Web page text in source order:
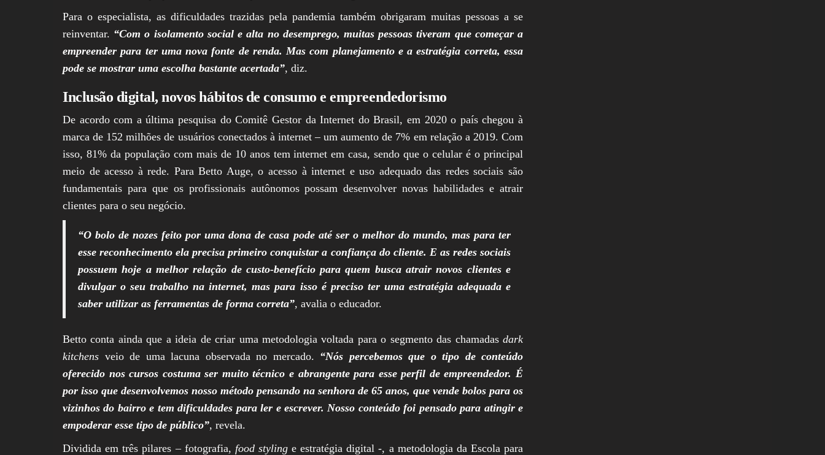
Para o especialista, as dificuldades trazidas pela pandemia também obrigaram muitas pessoas a se
reinventar. “Com o isolamento social e alta no desemprego, muitas pessoas tiveram que começar a
empreender para ter uma nova fonte de renda. Mas com planejamento e a estratégia correta, essa
pode se mostrar uma escolha bastante acertada”, diz.
Inclusão digital, novos hábitos de consumo e empreendedorismo
De acordo com a última pesquisa do Comitê Gestor da Internet do Brasil, em 2020 o país chegou à
marca de 152 milhões de usuários conectados à internet – um aumento de 7% em relação a 2019. Com
isso, 81% da população com mais de 10 anos tem internet em casa, sendo que o celular é o principal
meio de acesso à rede. Para Betto Auge, o acesso à internet e uso adequado das redes sociais são
fundamentais para que os profissionais autônomos possam desenvolver novas habilidades e atrair
clientes para o seu negócio.
“O bolo de nozes feito por uma dona de casa pode até ser o melhor do mundo, mas para ter
esse reconhecimento ela precisa primeiro conquistar a confiança do cliente. E as redes sociais
possuem hoje a melhor relação de custo-benefício para quem busca atrair novos clientes e
divulgar o seu trabalho na internet, mas para isso é preciso ter uma estratégia adequada e
saber utilizar as ferramentas de forma correta”, avalia o educador.
Betto conta ainda que a ideia de criar uma metodologia voltada para o segmento das chamadas dark
kitchens veio de uma lacuna observada no mercado. “Nós percebemos que o tipo de conteúdo
oferecido nos cursos costuma ser muito técnico e abrangente para esse perfil de empreendedor. É
por isso que desenvolvemos nosso método pensando na senhora de 65 anos, que vende bolos para os
vizinhos do bairro e tem dificuldades para ler e escrever. Nosso conteúdo foi pensado para atingir e
empoderar esse tipo de público”, revela.
Dividida em três pilares – fotografia, food stylinge estratégia digital -, a metodologia da Escola para